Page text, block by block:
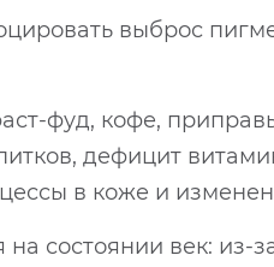
выброс
фуд, кофе,
дефицит
в коже и
состоянии век: